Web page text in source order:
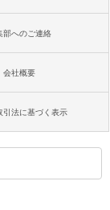
部へのご連絡
会社概要
引法に基づく表示